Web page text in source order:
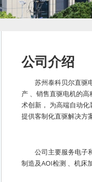
公司介绍
苏州泰科贝尔直驱
产 、销售直驱电机的
术创新， 为高端自动
提供客制化直驱解决方案
公司主要服务电子
制造及AOI检测 、机床